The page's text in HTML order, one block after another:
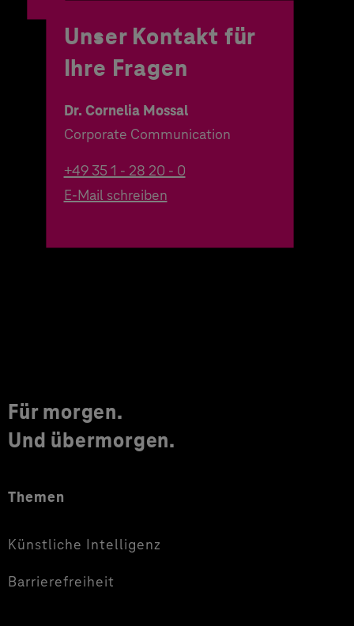
Unser Kontakt für
Ihre Fragen
Dr. Cornelia Mossal
Corporate Communication
+49 35 1 - 28 20 - 0
E-Mail schreiben
Für morgen.
Und übermorgen.
Themen
Künstliche Intelligenz
Barrierefreiheit